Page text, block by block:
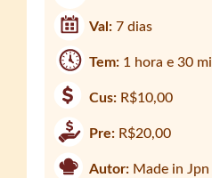
Val:7 dias
Tem: 1 hora e 30
Cus: R$10,00
Pre: R$20,00
Autor: Made in Jpn